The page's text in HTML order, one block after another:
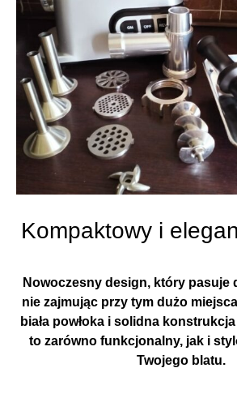
Kompaktowy i
Nowoczesny design, który pasuje
nie zajmując przy tym dużo
biała powłoka i solidna
to zarówno funkcjonalny, jak i
Twojego blatu.